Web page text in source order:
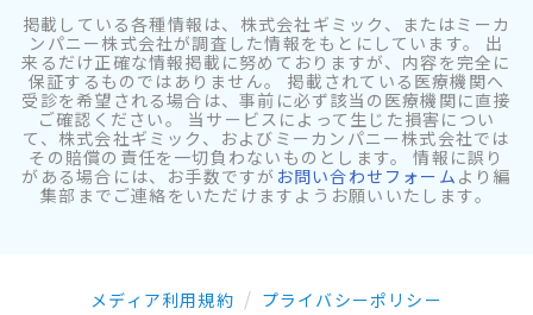
掲載している各種情報は、株式会社ギミック、またはミーカ
ンパニー株式会社が調査した情報をもとにしています。 出
来るだけ正確な情報掲載に努めておりますが、内容を完全に
保証するものではありません。 掲載されている医療機関へ
受診を希望される場合は、事前に必ず該当の医療機関に直接
ご確認ください。 当サービスによって生じた損害につい
て、株式会社ギミック、およびミーカンパニー株式会社では
その賠償の責任を一切負わないものとします。 情報に誤り
がある場合には、お手数ですが お問い合わせフォーム より編
集部までご連絡をいただけますようお願いいたします。
メディア利用規約
プライバシーポリシー